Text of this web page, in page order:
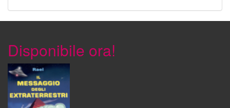
Disponibile ora!